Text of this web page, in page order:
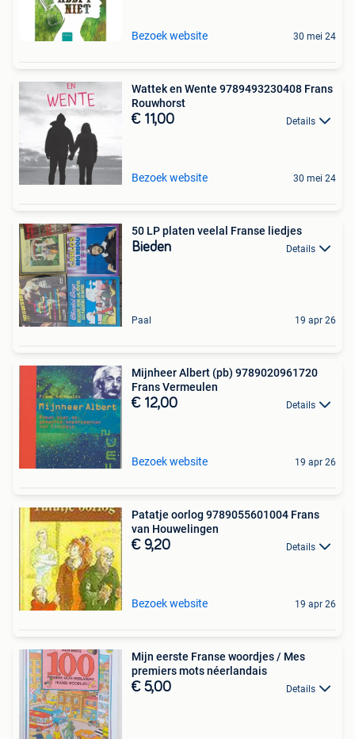
Bezoek website 30 mei 24
Wattek en Wente 9789493230408 Frans
Rouwhorst
€ 11,00 Details
Bezoek website 30 mei 24
50 LP platen veelal Franse liedjes
Bieden Details
Paal 19 apr 26
Mijnheer Albert (pb) 9789020961720
Frans Vermeulen
€ 12,00 Details
Bezoek website 19 apr 26
Patatje oorlog 9789055601004 Frans
van Houwelingen
€ 9,20 Details
Bezoek website 19 apr 26
Mijn eerste Franse woordjes / Mes
premiers mots néerlandais
€ 5,00 Details